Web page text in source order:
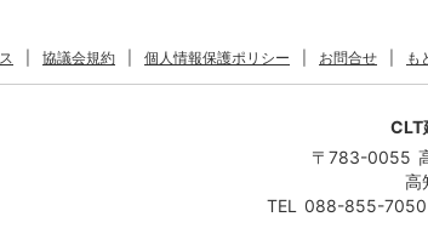
協議会規約 個人情報保護ポリシー お問合せ も
CLT
〒783-0055
高
TEL
088-855-7050